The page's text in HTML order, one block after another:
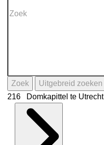
Zoek
Uitgebreid zoeken
216 Domkapittel te Utrecht